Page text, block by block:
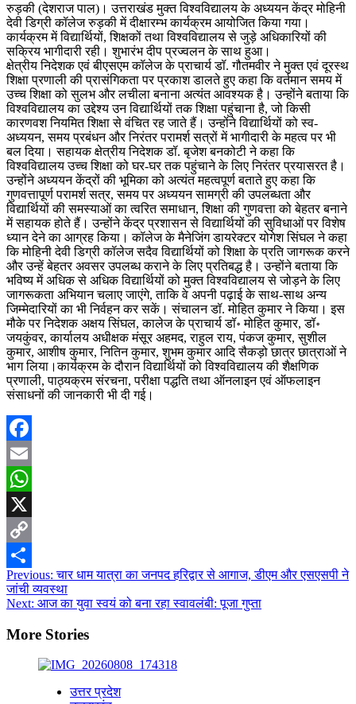
रुड़की (देशराज पाल)। उत्तराखंड मुक्त विश्वविद्यालय के अध्ययन केंद्र मोहिनी
देवी डिग्री कॉलेज रुड़की में दीक्षारम्भ कार्यक्रम आयोजित किया गया।
कार्यक्रम में विद्यार्थियों, शिक्षकों तथा विश्वविद्यालय से जुड़े अधिकारियों की
सक्रिय भागीदारी रही। शुभारंभ दीप प्रज्वलन के साथ हुआ।
क्षेत्रीय निदेशक एवं बीएसएम कॉलेज के प्राचार्य डॉ. गौतमवीर ने मुक्त एवं दूरस्थ
शिक्षा प्रणाली की प्रासंगिकता पर प्रकाश डालते हुए कहा कि वर्तमान समय में
उच्च शिक्षा को सुलभ और लचीला बनाना अत्यंत आवश्यक है। उन्होंने बताया कि
विश्वविद्यालय का उद्देश्य उन विद्यार्थियों तक शिक्षा पहुंचाना है, जो किसी
कारणवश नियमित शिक्षा से वंचित रह जाते हैं। उन्होंने विद्यार्थियों को स्व-
अध्ययन, समय प्रबंधन और निरंतर परामर्श सत्रों में भागीदारी के महत्व पर भी
बल दिया। सहायक क्षेत्रीय निदेशक डॉ. बृजेश बनकोटी ने कहा कि
विश्वविद्यालय उच्च शिक्षा को घर-घर तक पहुंचाने के लिए निरंतर प्रयासरत है।
उन्होंने अध्ययन केंद्रों की भूमिका को अत्यंत महत्वपूर्ण बताते हुए कहा कि
गुणवत्तापूर्ण परामर्श सत्र, समय पर अध्ययन सामग्री की उपलब्धता और
विद्यार्थियों की समस्याओं का त्वरित समाधान, शिक्षा की गुणवत्ता को बेहतर बनाने
में सहायक होते हैं। उन्होंने केंद्र प्रशासन से विद्यार्थियों की सुविधाओं पर विशेष
ध्यान देने का आग्रह किया। कॉलेज के मैनेजिंग डायरेक्टर योगेश सिंघल ने कहा
कि मोहिनी देवी डिग्री कॉलेज सदैव विद्यार्थियों को शिक्षा के प्रति जागरूक करने
और उन्हें बेहतर अवसर उपलब्ध कराने के लिए प्रतिबद्ध है। उन्होंने बताया कि
भविष्य में अधिक से अधिक विद्यार्थियों को मुक्त विश्वविद्यालय से जोड़ने के लिए
जागरूकता अभियान चलाए जाएंगे, ताकि वे अपनी पढ़ाई के साथ-साथ अन्य
जिम्मेदारियों का भी निर्वहन कर सकें। संचालन डॉ. मोहित कुमार ने किया। इस
मौके पर निदेशक अक्षय सिंघल, कालेज के प्राचार्य डॉ॰ मोहित कुमार, डॉ॰
जयकुंवर, कार्यालय अधीक्षक मंसूर अहमद, राहुल राय, पंकज कुमार, सुशील
कुमार, आशीष कुमार, नितिन कुमार, शुभम कुमार आदि सैकड़ो छात्र छात्राओं ने
भाग लिया।कार्यक्रम के दौरान विद्यार्थियों को विश्वविद्यालय की शैक्षणिक
प्रणाली, पाठ्यक्रम संरचना, परीक्षा पद्धति तथा ऑनलाइन एवं ऑफलाइन
संसाधनों की जानकारी भी दी गई।
Facebook
Email
WhatsApp
X
Copy
Link
Share
Post
navigation
Previous:चार धाम यात्रा का जनपद हरिद्वार से आगाज, डीएम और एसएसपी ने
जांची व्यवस्था
Next: आज का युवा स्वयं को बना रहा स्वावलंबी: पूजा गुप्ता
More Stories
उत्तर प्रदेश